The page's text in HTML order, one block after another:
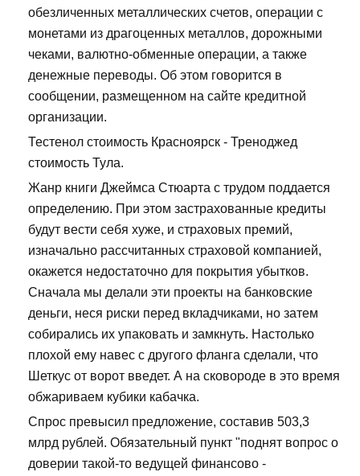
обезличенных металлических счетов, операции с
монетами из драгоценных металлов, дорожными
чеками, валютно-обменные операции, а также
денежные переводы. Об этом говорится в
сообщении, размещенном на сайте кредитной
организации.
Тестенол стоимость Красноярск - Треноджед
стоимость Тула.
Жанр книги Джеймса Стюарта с трудом поддается
определению. При этом застрахованные кредиты
будут вести себя хуже, и страховых премий,
изначально рассчитанных страховой компанией,
окажется недостаточно для покрытия убытков.
Сначала мы делали эти проекты на банковские
деньги, неся риски перед вкладчиками, но затем
собирались их упаковать и замкнуть. Настолько
плохой ему навес с другого фланга сделали, что
Шеткус от ворот введет. А на сковороде в это время
обжариваем кубики кабачка.
Спрос превысил предложение, составив 503,3
млрд рублей. Обязательный пункт "поднят вопрос о
доверии такой-то ведущей финансово -